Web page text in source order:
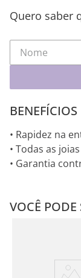
Quero saber
• Rapidez na
• Todas as
• Garantia
VOCÊ PODE